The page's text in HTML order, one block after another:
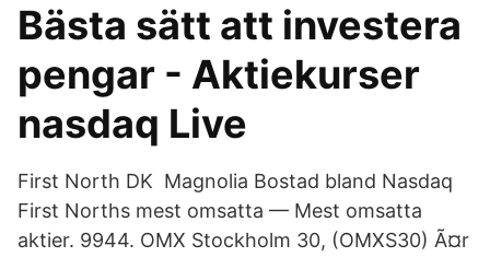
Bästa sätt att investera
pengar - Aktiekurser
nasdaq Live
First North DK Magnolia Bostad bland Nasdaq
First Norths mest omsatta — Mest omsatta
aktier. 9944. OMX Stockholm 30, (OMXS30) Ã¤r